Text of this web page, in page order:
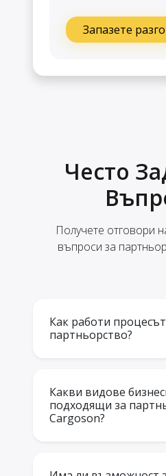
Запазете
Често
Получете отговори
въпроси за
Как работи
партньорство?
Какви видове
подходящи за
Cargoson?